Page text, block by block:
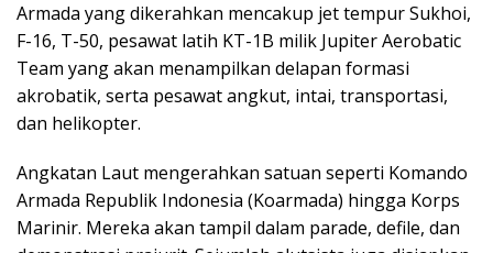
Armada yang dikerahkan mencakup jet tempur Sukhoi,
F-16, T-50, pesawat latih KT-1B milik Jupiter Aerobatic
Team yang akan menampilkan delapan formasi
akrobatik, serta pesawat angkut, intai, transportasi,
dan helikopter.
Angkatan Laut mengerahkan satuan seperti Komando
Armada Republik Indonesia (Koarmada) hingga Korps
Marinir. Mereka akan tampil dalam parade, defile, dan